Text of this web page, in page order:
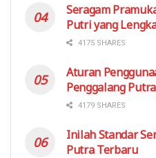
Seragam
Putri yang
4175 SHARES
Aturan
Penggalang
4179 SHARES
Inilah Standar
Putra Terbaru